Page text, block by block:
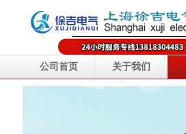
公司首页 关于我们